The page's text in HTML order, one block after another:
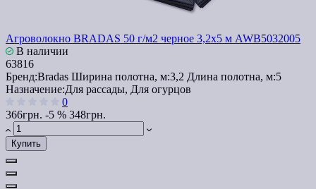
Агроволокно BRADAS 50 г/м2 черное 3,2x5 м AWB5032005
В наличии
63816
Бренд:Bradas Ширина полотна, м:3,2 Длина полотна, м:5
Назначение:Для рассады, Для огурцов
0
366грн. -5 % 348грн.
Купить